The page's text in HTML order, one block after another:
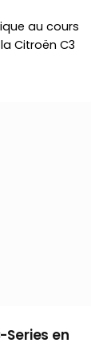
au cours
Citroën C3
en